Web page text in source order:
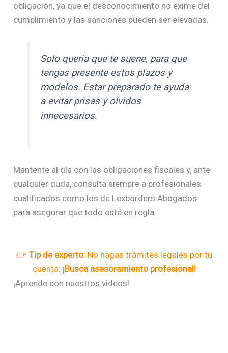
obligación, ya que el desconocimiento no exime del
cumplimiento y las sanciones pueden ser elevadas.
Solo quería que te suene, para que
tengas presente estos plazos y
modelos. Estar preparado te ayuda
a evitar prisas y olvidos
innecesarios.
Mantente al día con las obligaciones fiscales y, ante
cualquier duda, consulta siempre a profesionales
cualificados como los de Lexborders Abogados
para asegurar que todo esté en regla.
👉 Tip de experto: No hagas trámites legales por tu
cuenta. ¡Busca asesoramiento profesional!
¡Aprende con nuestros videos!